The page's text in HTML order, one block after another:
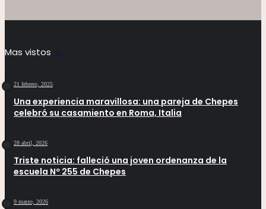
Mas vistos
21 febrero, 2025
Una experiencia maravillosa: una pareja de Chepes
celebró su casamiento en Roma, Italia
28 abril, 2026
Triste noticia: falleció una joven ordenanza de la
escuela Nº 255 de Chepes
9 marzo, 2026